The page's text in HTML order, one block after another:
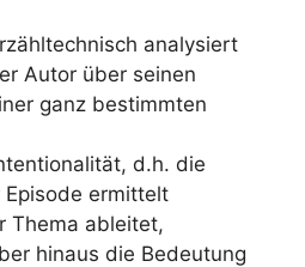
analysiert
Autor über seinen
ganz bestimmten
d.h. die
Episode ermittelt
Thema ableitet,
hinaus die Bedeutung